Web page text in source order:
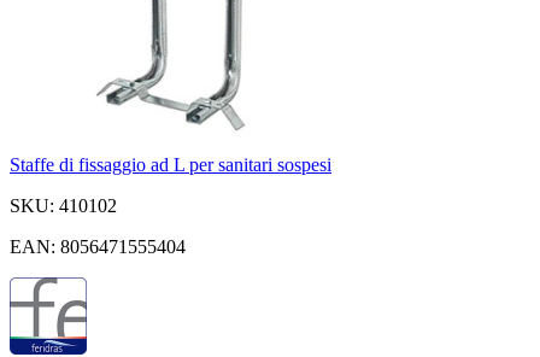
Staffe di fissaggio ad L per sanitari sospesi
SKU: 410102
EAN: 8056471555404